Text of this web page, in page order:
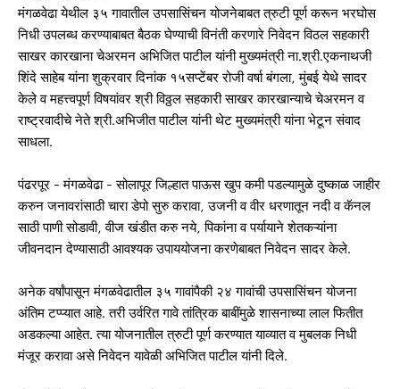
मंगळवेढा येथील ३५ गावातील उपसासिंचन योजनेबाबत त्रुटी पूर्ण करून भरघोस
निधी उपलब्ध करण्याबाबत बैठक घेण्याची विनंती करणारे निवेदन विठल सहकारी
साखर कारखाना चेअरमन अभिजित पाटील यांनी मुख्यमंत्री ना.श्री.एकनाथजी
शिंदे साहेब यांना शुक्रवार दिनांक १५सप्टेंबर रोजी वर्षा बंगला, मुंबई येथे सादर
केले व महत्त्वपूर्ण विषयांवर श्री विठ्ठल सहकारी साखर कारखान्याचे चेअरमन व
राष्ट्रवादीचे नेते श्री.अभिजीत पाटील यांनी थेट मुख्यमंत्री यांना भेटून संवाद
साधला.
पंढरपूर - मंगळवेढा - सोलापूर जिल्हात पाऊस खुप कमी पडल्यामुळे दुष्काळ जाहीर
करुन जनावरांसाठी चारा डेपो सुरु करावा, उजनी व वीर धरणातून नदी व कॅनल
साठी पाणी सोडावी, वीज खंडीत करु नये, पिकांना व पर्यायाने शेतकऱ्यांना
जीवनदान देण्यासाठी आवश्यक उपाययोजना करणेबाबत निवेदन सादर केले.
अनेक वर्षांपासून मंगळवेढातील ३५ गावांपैकी २४ गावांची उपसासिंचन योजना
अंतिम टप्प्यात आहे. तरी उर्वरित गावे तांत्रिक बाबींमुळे शासनाच्या लाल फितीत
अडकल्या आहेत. त्या योजनातील त्रुटी पूर्ण करण्यात याव्यात व मुबलक निधी
मंजूर करावा असे निवेदन यावेळी अभिजित पाटील यांनी दिले.